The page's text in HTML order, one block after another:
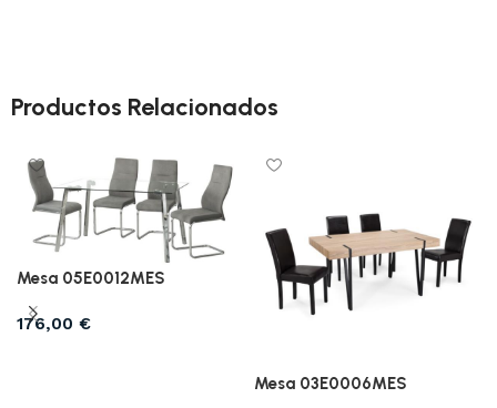
Productos Relacionados
Mesa 05E0012MES
176,00 €
Mesa 03E0006MES